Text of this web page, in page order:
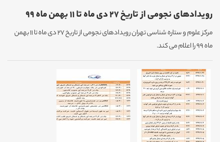
رویدادهای نجومی از تاریخ 27 دی ماه تا 11 بهمن ماه 99
مرکز علوم و ستاره شناسی تهران رویدادهای نجومی از تاریخ 27 دی ماه تا 11 بهمن
ماه 99 را اعلام می کند.